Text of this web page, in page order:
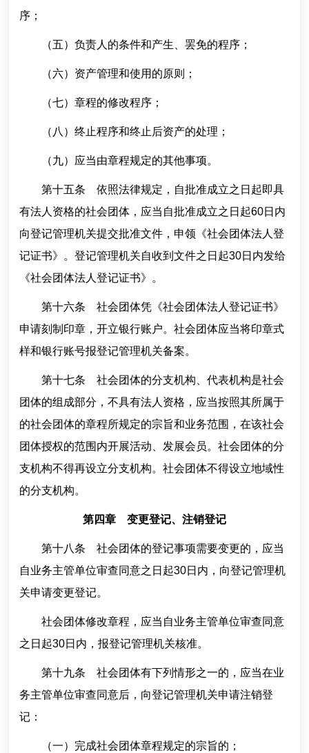
序；
（五）负责人的条件和产生、罢免的程序；
（六）资产管理和使用的原则；
（七）章程的修改程序；
（八）终止程序和终止后资产的处理；
（九）应当由章程规定的其他事项。
第十五条 依照法律规定，自批准成立之日起即具
有法人资格的社会团体，应当自批准成立之日起60日内
向登记管理机关提交批准文件，申领《社会团体法人登
记证书》。登记管理机关自收到文件之日起30日内发给
《社会团体法人登记证书》。
第十六条 社会团体凭《社会团体法人登记证书》
申请刻制印章，开立银行账户。社会团体应当将印章式
样和银行账号报登记管理机关备案。
第十七条 社会团体的分支机构、代表机构是社会
团体的组成部分，不具有法人资格，应当按照其所属于
的社会团体的章程所规定的宗旨和业务范围，在该社会
团体授权的范围内开展活动、发展会员。社会团体的分
支机构不得再设立分支机构。社会团体不得设立地域性
的分支机构。
第四章 变更登记、注销登记
第十八条 社会团体的登记事项需要变更的，应当
自业务主管单位审查同意之日起30日内，向登记管理机
关申请变更登记。
社会团体修改章程，应当自业务主管单位审查同意
之日起30日内，报登记管理机关核准。
第十九条 社会团体有下列情形之一的，应当在业
务主管单位审查同意后，向登记管理机关申请注销登
记：
（一）完成社会团体章程规定的宗旨的；